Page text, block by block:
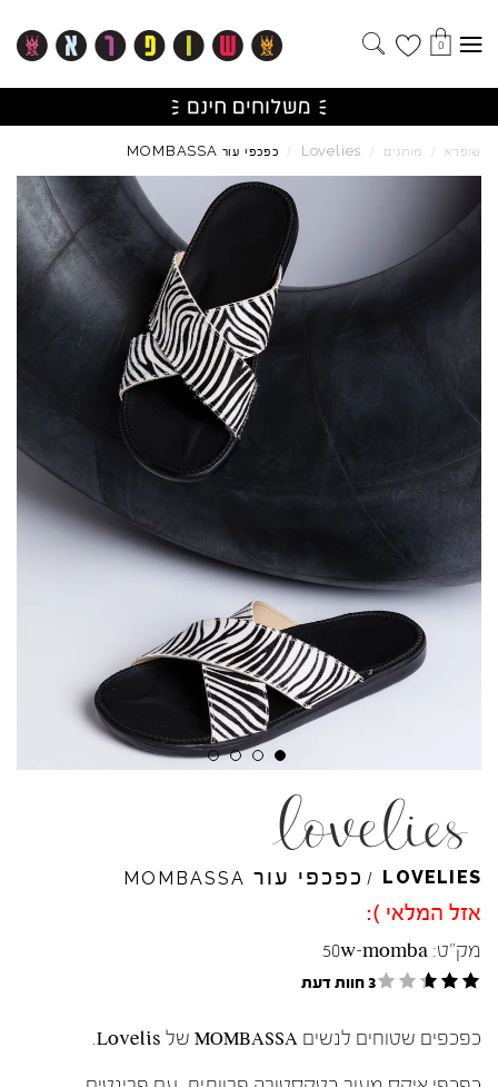
0
שופרא / מותגים /
Lovelies
/ כפכפי עור MOMBASSA
LOVELIES
/ כפכפי עור MOMBASSA
אזל המלאי ):
מק"ט: 50w-momba
3 חוות דעת
כפכפים שטוחים לנשים MOMBASSA של Lovelis.